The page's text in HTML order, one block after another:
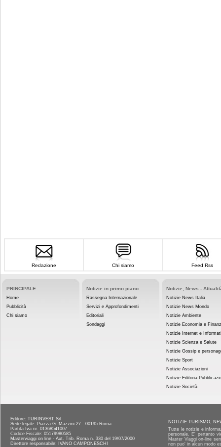
Redazione Chi siamo Feed Rss
PRINCIPALE
Home
Pubblicità
Chi siamo
Notizie in primo piano
Rassegna Internazionale
Servizi e Approfondimenti
Editoriali
Sondaggi
Notizie, News -
Notizie News Italia
Notizie News Mondo
Notizie Ambiente
Notizie Economia e
Notizie Internet e
Notizie Scienza e Salute
Notizie Gossip e
Notizie Sport
Notizie Associazioni
Notizie Editoria
Notizie Società
Editore: TURINVEST Srl
Sede legale: Piazza G. Mazzini 27 - 00195 Roma
Partita Iva nr. 01368541007
Codice Fiscale: 05179980585
Masterviaggi on line - Aut. Trib. Roma n. 330 del 19/07/2000
Direttore responsabile: IVANO CAMPONESCHI
NOTIZIE TURISMO,
Tutte le notizie e
personale. E' pertanto
Master Viaggi on-line
non puo' in alcun modo